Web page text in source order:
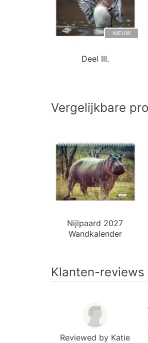
NIEUW
Deel III.
Vergelijkbare
Nijlpaard 2027
Wandkalender
Klanten-reviews
Reviewed by Katie